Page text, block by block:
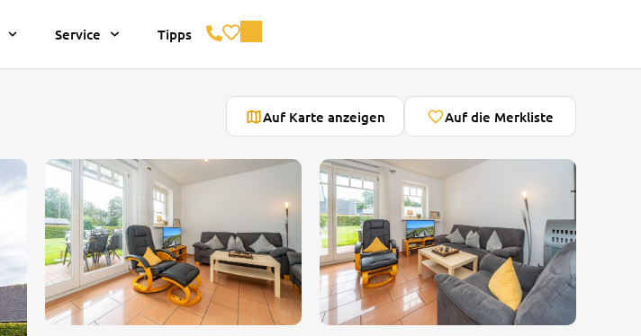
Service Tipps
Auf Karte anzeigen Auf die Merkliste